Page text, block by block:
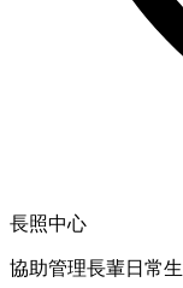
長照中心
協助管理長輩日常